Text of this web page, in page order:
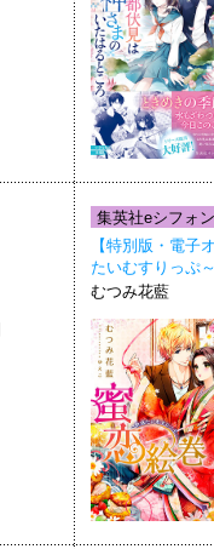
集英社eシフォ
【特別版・電
たいむすりっぷ
むつみ花藍